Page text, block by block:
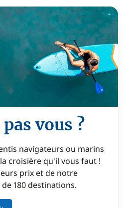
vous ?
navigateurs ou marins
croisière qu'il vous faut !
prix et de notre
180 destinations.